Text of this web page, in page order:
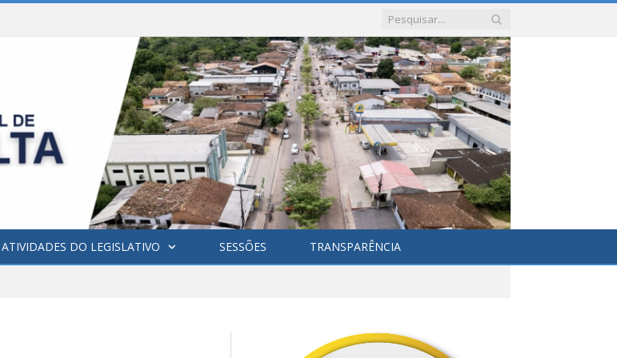
ATIVIDADES DO LEGISLATIVO SESSÕES TRANSPARÊNCIA